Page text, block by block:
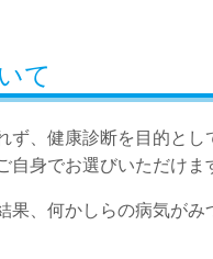
て
ず、健康診断を目的と
自身でお選びいただけま
果、何かしらの病気が